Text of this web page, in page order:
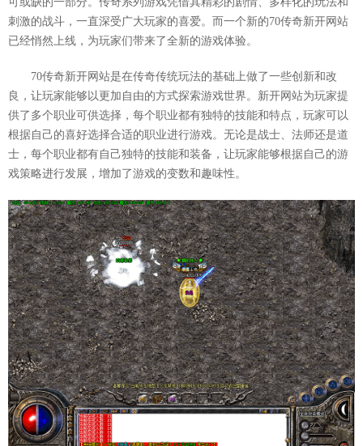
刺激的战斗，一直深受广大玩家的喜爱。而一个新的70传奇新开网站
已经悄然上线，为玩家们带来了全新的游戏体验。
70传奇新开网站是在传奇传统玩法的基础上做了一些创新和改
良，让玩家能够以更加自由的方式探索游戏世界。新开网站为玩家提
供了多个职业可供选择，每个职业都有独特的技能和特点，玩家可以
根据自己的喜好选择合适的职业进行游戏。无论是战士、法师还是道
士，每个职业都有自己独特的技能和装备，让玩家能够根据自己的游
戏策略进行发展，增加了游戏的变数和趣味性。